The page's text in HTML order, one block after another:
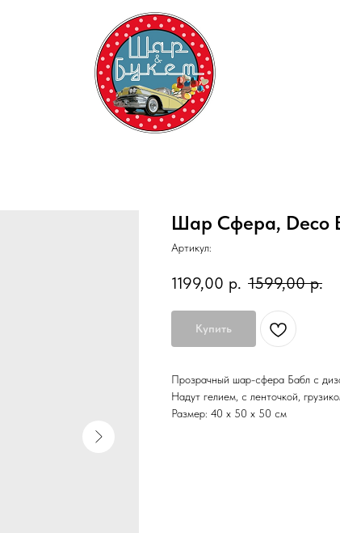
Шар Сфера, Deco
Артикул:
1199,00 р. 1599,00 р.
Купить
Прозрачный шар-сфера Бабл с
Надут гелием, с ленточкой,
Размер: 40 х 50 х 50 см